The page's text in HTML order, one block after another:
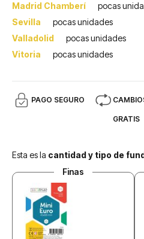
Madrid Chamberí
pocas
Sevilla
pocas unidades
Valladolid
pocas unidades
Vitoria
pocas unidades
PAGO SEGURO
GRATIS
Esta es la cantidad y tipo de
Finas